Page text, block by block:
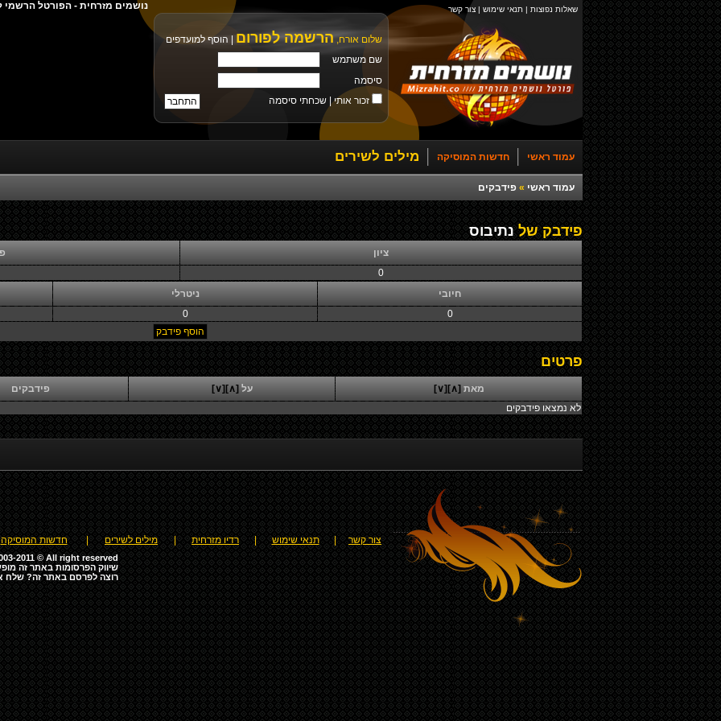
שאלות נפוצות | תנאי שימוש | צור קשר
שלום אורח, הרשמה לפורום
הוסף למועדפים
שם משתמש
סיסמה
זכור אותי |שכחתי סיסמה
נושמים מזרחית - הפורטל הרשמי
עמוד ראשי חדשות המוסיקה מילים לשירים
עמוד ראשי » פידבקים
פידבק של נתיבוס
ציון
0
חיובי
ניטרלי
0
0
פרטים
מאת [∧]
[∨] על [∧]
[∨]
פידבקים
לא נמצאו פידבקים
צור קשר תנאי שימוש רדיו מזרחית מילים לשירים חדשות המוסיקה
2011 © All right reserved
שיווק הפרסומות באתר זה
רוצה לפרסם באתר זה? שלח